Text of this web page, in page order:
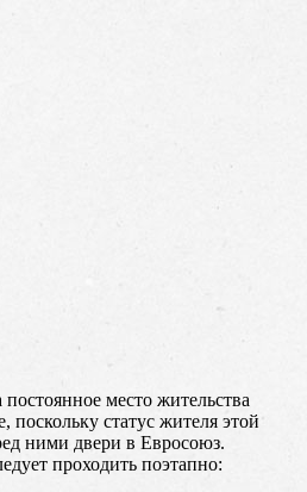
место жительства
поскольку статус жителя этой
ними двери в Евросоюз.
проходить поэтапно: